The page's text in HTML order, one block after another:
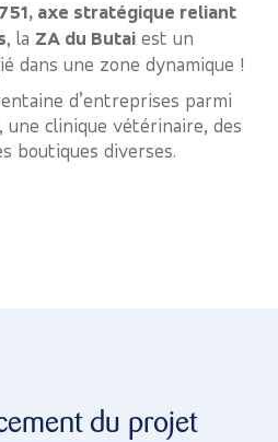
axe stratégique reliant
, la ZA du Butaiest un
dans une zone dynamique !
d’entreprises parmi
une clinique vétérinaire, des
boutiques diverses.
du projet